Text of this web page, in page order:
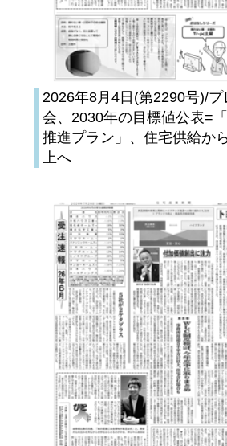
2026年8月4日(第2290号)/
会、2030年の目標値公表=
推進プラン」、住宅供給か
上へ